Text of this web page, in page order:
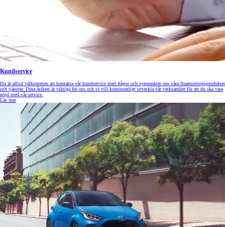
Kundservice
Du är alltid välkommen att kontakta vår kundservice med frågor och synpunkter om våra finansieringsprodukter
och tjänster. Dina åsikter är viktiga för oss och vi vill kontinuerligt utveckla vår verksamhet för att du ska vara
nöjd med vår service.
Läs mer